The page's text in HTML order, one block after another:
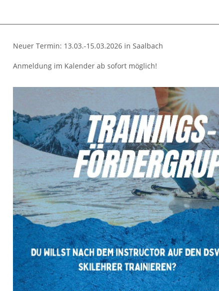
Neuer Termin: 13.03.-15.03.2026 in Saalbach
Anmeldung im Kalender ab sofort möglich!